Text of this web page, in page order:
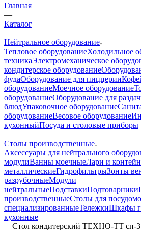
Главная
—
Каталог
—
Нейтральное оборудование
Тепловое оборудованиеХолодильное
техникаЭлектромеханическое
кондитерское оборудование
фудаОборудование для пиццерии
оборудованиеМоечное оборудование
оборудованиеОборудование для
блюдУпаковочное оборудование
оборудованиеВесовое оборудование
кухонныйПосуда и столовые приборы
—
Столы производственные
Аксессуары для нейтрального
модулиВанны моечныеЛари и
металлическиеГидрофильтрыЗонты
разрубочныеМодули
нейтральныеПодставкиПодтоварники
производственныеСтолы для
специализированныеТележкиШкафы
кухонные
—Стол кондитерский ТЕХНО-ТТ сп-